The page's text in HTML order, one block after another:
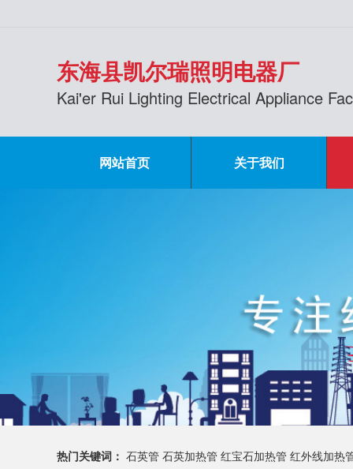
东海县凯尔瑞照明电器厂
Kai'er Rui Lighting Electrical Appliance
网站首页 关于我们
热门关键词： 石英管 石英加热管 红宝石加热管 红外线加热